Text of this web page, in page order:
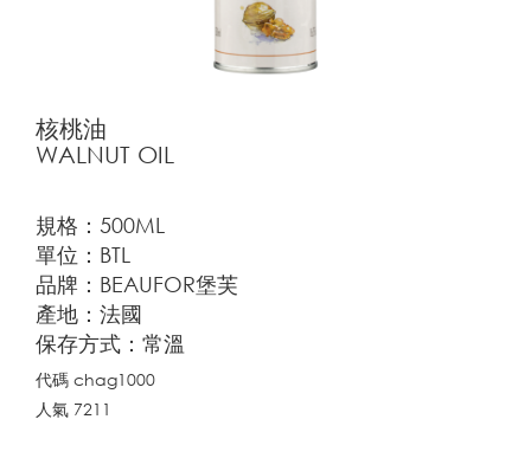
核桃油
WALNUT OIL
規格：500ML
單位：BTL
品牌：BEAUFOR堡芙
產地：法國
保存方式：常溫
代碼 chag1000
人氣 7211